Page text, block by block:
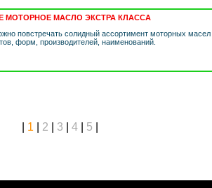
МОТОРНОЕ МАСЛО ЭКСТРА КЛАССА
повстречать солидный ассортимент моторных масел
форм, производителей, наименований.
1 2 3 4 5